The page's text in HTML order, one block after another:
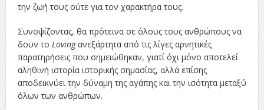
την ζωή τους ούτε για τον χαρακτήρα τους.
Συνοψίζοντας, θα πρότεινα σε όλους τους ανθρώπους να
δουν το Lovingανεξάρτητα από τις λίγες αρνητικές
παρατηρήσεις που σημειώθηκαν, γιατί όχι μόνο αποτελεί
αληθινή ιστορία ιστορικής σημασίας, αλλά επίσης
αποδεικνύει την δύναμη της αγάπης και την ισότητα μεταξύ
όλων των ανθρώπων.